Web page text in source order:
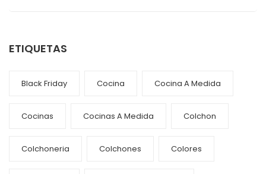
ETIQUETAS
Black Friday Cocina Cocina A Medida
Cocinas Cocinas A Medida Colchon
Colchoneria Colchones Colores